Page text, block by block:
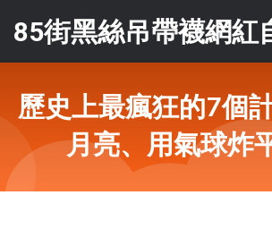
85街黑絲吊帶襪網紅
歷史上最瘋狂的7個
月亮、用氣球炸